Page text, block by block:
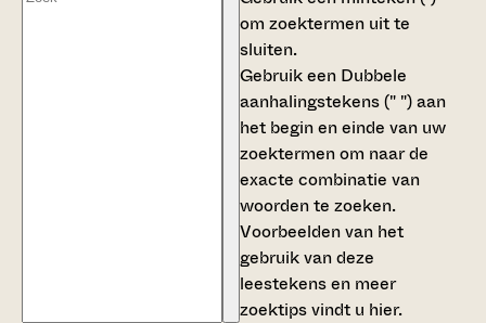
om zoektermen uit te
sluiten.
Gebruik een Dubbele
aanhalingstekens (" ")aan
het begin en einde van uw
zoektermen om naar de
exacte combinatie van
woorden te zoeken.
Voorbeelden van het
gebruik van deze
leestekens en meer
zoektips vindt u hier.